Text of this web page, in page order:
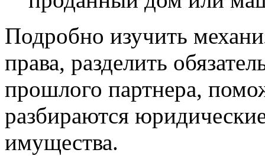
Подробно изучить
права, разделить
прошлого партнера,
разбираются
имущества.